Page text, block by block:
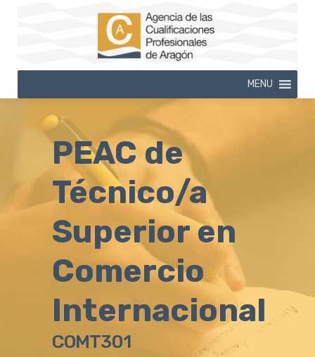
MENU
PEAC de
Técnico/a
Superior en
Comercio
Internacional
COMT301